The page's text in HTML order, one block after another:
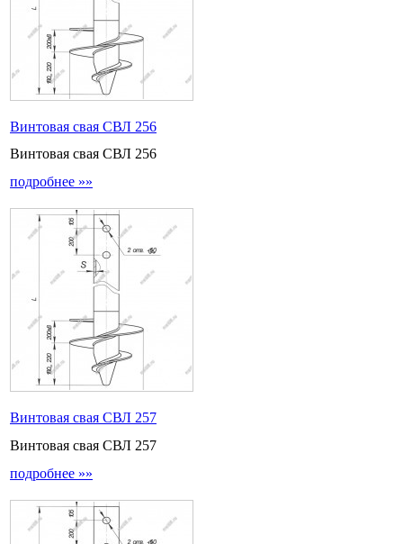
Винтовая свая СВЛ 256
Винтовая свая СВЛ 256
подробнее »»
Винтовая свая СВЛ 257
Винтовая свая СВЛ 257
подробнее »»